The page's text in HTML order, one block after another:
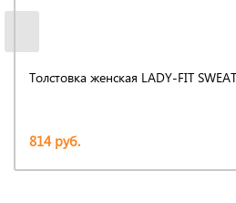
Толстовка женская LADY-FIT
814 руб.